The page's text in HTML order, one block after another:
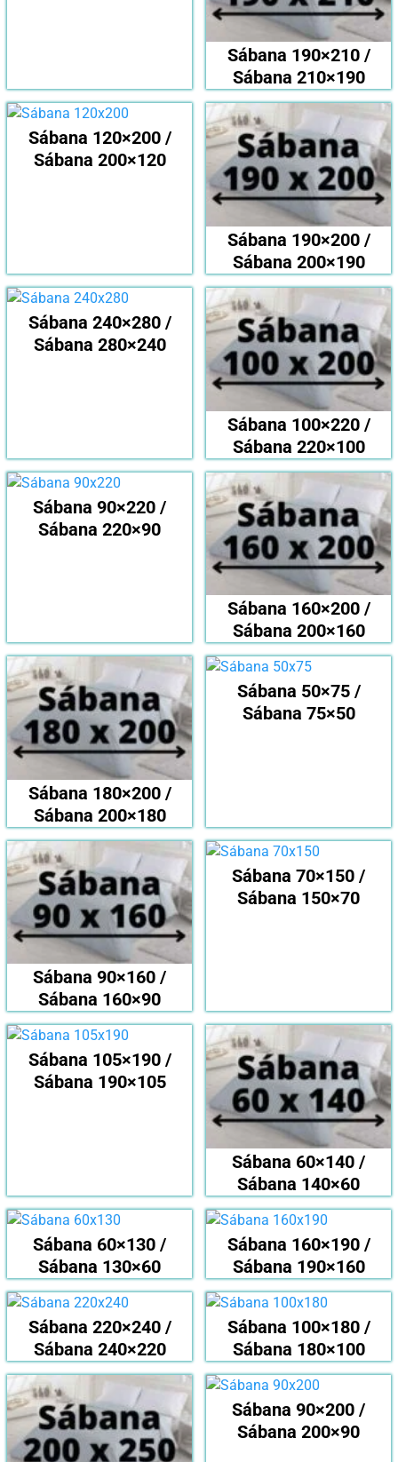
Sábana 190×210 /
Sábana 210×190
Sábana 120×200 /
Sábana 200×120
Sábana 190×200 /
Sábana 200×190
Sábana 240×280 /
Sábana 280×240
Sábana 100×220 /
Sábana 220×100
Sábana 90×220 /
Sábana 220×90
Sábana 160×200 /
Sábana 200×160
Sábana 180×200 /
Sábana 200×180
Sábana 50×75 /
Sábana 75×50
Sábana 90×160 /
Sábana 160×90
Sábana 70×150 /
Sábana 150×70
Sábana 105×190 /
Sábana 190×105
Sábana 60×140 /
Sábana 140×60
Sábana 60×130 /
Sábana 130×60
Sábana 160×190 /
Sábana 190×160
Sábana 220×240 /
Sábana 240×220
Sábana 100×180 /
Sábana 180×100
Sábana 90×200 /
Sábana 200×90